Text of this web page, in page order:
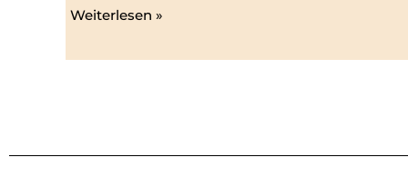
Weiterlesen »